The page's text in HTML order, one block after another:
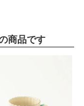
商品です